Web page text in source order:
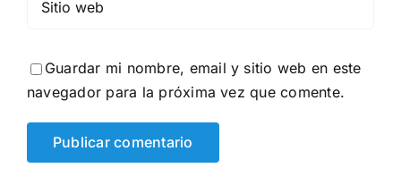
Guardar mi nombre, email y sitio web en este
navegador para la próxima vez que comente.